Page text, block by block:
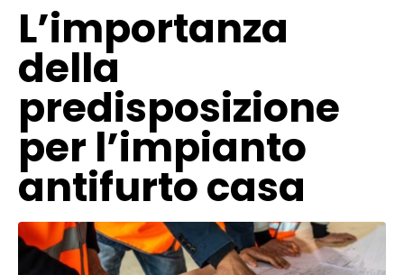
L’importanza
della
predisposizione
per l’impianto
antifurto casa